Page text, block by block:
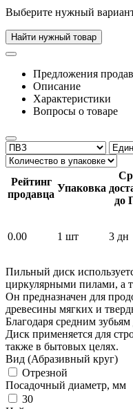
Выберите нужный
Найти нужный товар
Предложения
Описание
Характеристики
Вопросы о товаре
Рейтинг
продавца
Упаковка
до
0.00 1 шт 3 дн
Пильный диск
циркулярными пилами, а
Он предназначен для
древесины мягких и
Благодаря средним зубьям
Диск применяется для
также в бытовых целях.
Вид (Абразивный круг)
Отрезной
Посадочный диаметр, мм
30